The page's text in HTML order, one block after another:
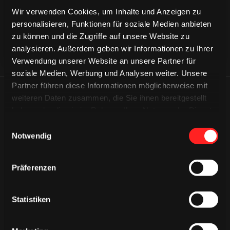
Wir verwenden Cookies, um Inhalte und Anzeigen zu
personalisieren, Funktionen für soziale Medien anbieten
zu können und die Zugriffe auf unsere Website zu
analysieren. Außerdem geben wir Informationen zu Ihrer
Verwendung unserer Website an unsere Partner für
soziale Medien, Werbung und Analysen weiter. Unsere
Partner führen diese Informationen möglicherweise mit
weiteren Daten zusammen, die Sie ihnen bereitgestellt
Notwendig
Präferenzen
Statistiken
ÄHNLICHE NEWS